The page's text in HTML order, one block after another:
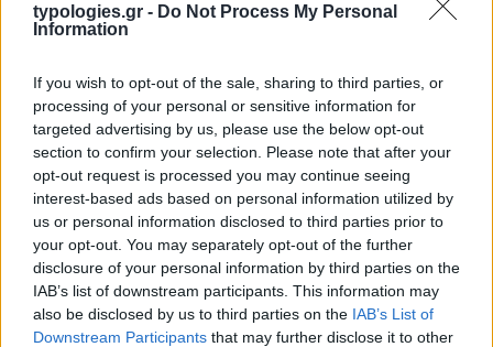
typologies.gr - Do Not Process My Personal
Information
If you wish to opt-out of the sale, sharing to third parties, or
processing of your personal or sensitive information for
targeted advertising by us, please use the below opt-out
section to confirm your selection. Please note that after your
opt-out request is processed you may continue seeing
interest-based ads based on personal information utilized by
us or personal information disclosed to third parties prior to
your opt-out. You may separately opt-out of the further
disclosure of your personal information by third parties on the
IAB’s list of downstream participants. This information may
also be disclosed by us to third parties on the IAB’s List of
Downstream Participants that may further disclose it to other
ΑΝΗΚΕΙ ΣΤΗΝ ΚΑΤΗΓΟΡΙΑ:
ΕΠΙΣΗΜΑΣΜΕΝΟ ΜΕ: HELLAS SAT , ΕΡΤ , ΕΡΤ ΝΕΤ ,
ΧΡΗΣΤΟΣ ΣΠΙΡΤΖΗΣ
"Έχουμε συνηθίσει να μας χτυπούν,
αυτοί δεν έχουν συνηθίσει να
ελέγχονται"